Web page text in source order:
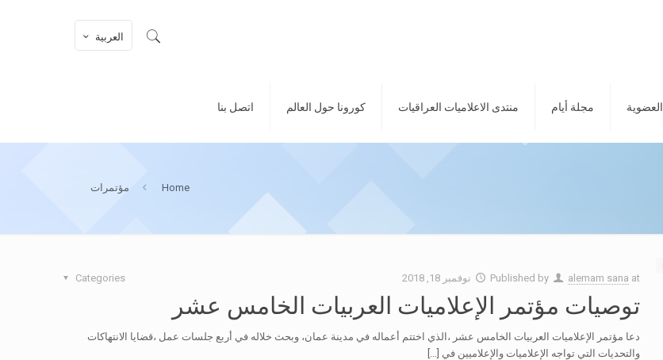
العضوية مجلة أيام منتدى الاعلاميات العراقيات كورونا حول العالم اتصل بنا
العربية
Home مؤتمرات
Published by alemam sana at نوفمبر 18, 2018 Categories
توصيات مؤتمر الإعلاميات العربيات الخامس عشر
دعا مؤتمر الإعلاميات العربيات الخامس عشر ،الذي اختتم أعماله في مدينة عمان، وبحث خلاله في أربع جلسات عمل ،قضايا الانتهاكات
والتحديات التي تواجه الإعلاميات والإعلاميين في […]